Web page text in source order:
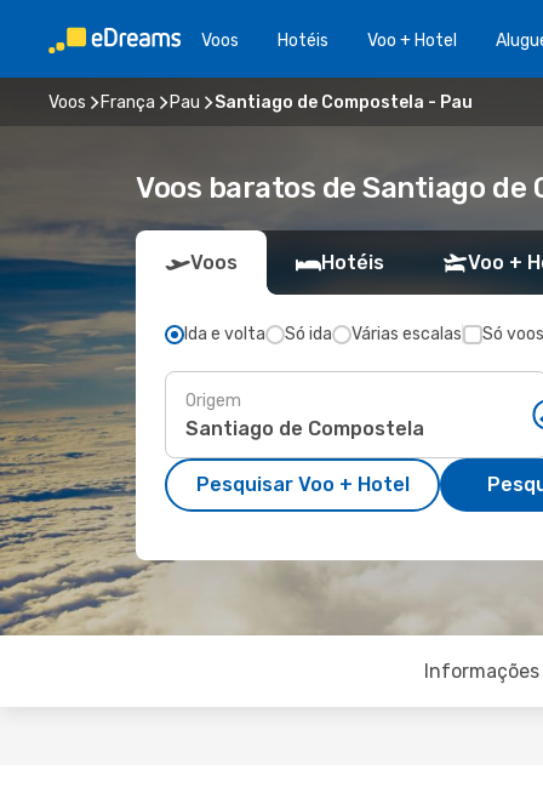
Voos Hotéis Voo + Hotel
Voos França Pau Santiago de Compostela - Pau
Voos baratos de Santiago de
Voos Hotéis Voo +
Ida e volta Só ida Várias escalas Só
Origem
Pesquisar Voo + Hotel